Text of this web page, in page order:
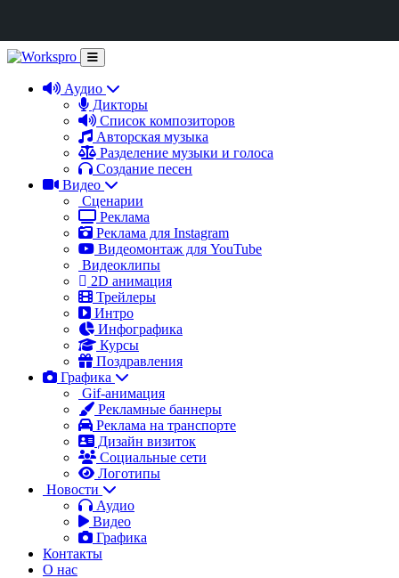
Аудио
Дикторы
Список композиторов
Авторская музыка
Разделение музыки и голоса
Создание песен
Видео
Сценарии
Реклама
Реклама для Instagram
Видеомонтаж для YouTube
Видеоклипы
2D анимация
Трейлеры
Интро
Инфографика
Курсы
Поздравления
Графика
Gif-анимация
Рекламные баннеры
Реклама на транспорте
Дизайн визиток
Социальные сети
Логотипы
Новости
Аудио
Видео
Графика
Контакты
О нас